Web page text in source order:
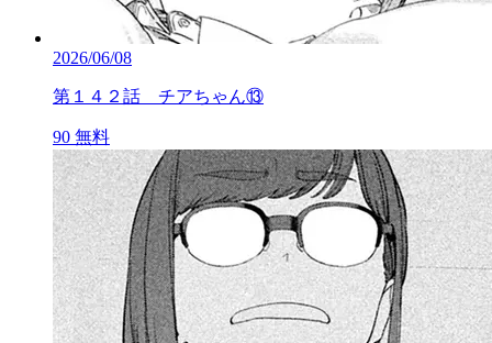
2026/06/08
第１４２話 チアちゃん⑬
90 無料